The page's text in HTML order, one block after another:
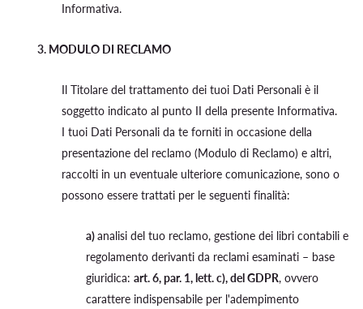
Informativa.
3. MODULO DI RECLAMO
Il Titolare del trattamento dei tuoi Dati Personali è il
soggetto indicato al punto II della presente Informativa.
I tuoi Dati Personali da te forniti in occasione della
presentazione del reclamo (Modulo di Reclamo) e altri,
raccolti in un eventuale ulteriore comunicazione, sono o
possono essere trattati per le seguenti finalità:
a)analisi del tuo reclamo, gestione dei libri contabili e
regolamento derivanti da reclami esaminati – base
giuridica: art. 6, par. 1, lett. c), del GDPR, ovvero
carattere indispensabile per l'adempimento